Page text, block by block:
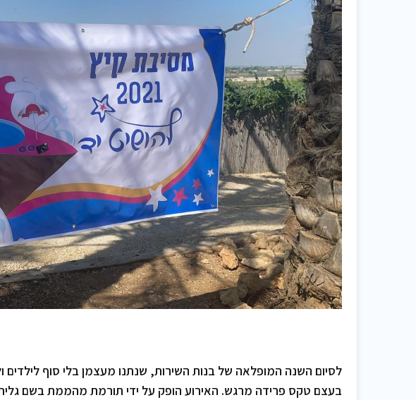
לסיום השנה המופלאה של בנות השירות, שנתנו מעצמן בלי סוף
בעצם טקס פרידה מרגש. האירוע הופק על ידי תורמת מהממת בשם